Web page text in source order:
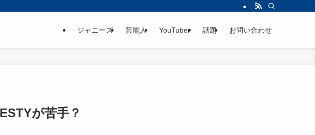
ジャニーズ 芸能人 YouTuber 話題 お問い合わせ
が苦手？